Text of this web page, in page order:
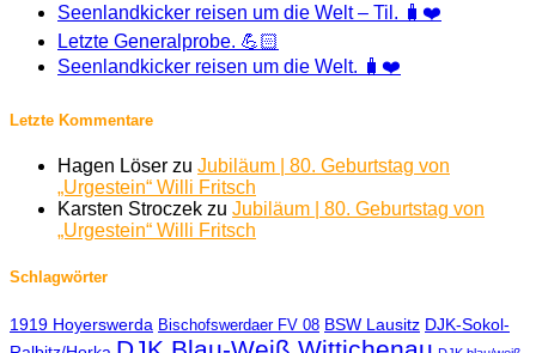
Seenlandkicker reisen um die Welt – Til. 🧳❤️
Letzte Generalprobe. 💪🏻
Seenlandkicker reisen um die Welt. 🧳❤️
Letzte Kommentare
Hagen Löser zu Jubiläum | 80. Geburtstag von
„Urgestein“ Willi Fritsch
Karsten Stroczek zu Jubiläum | 80. Geburtstag von
„Urgestein“ Willi Fritsch
Schlagwörter
1919 Hoyerswerda Bischofswerdaer FV 08 BSW Lausitz DJK-Sokol-